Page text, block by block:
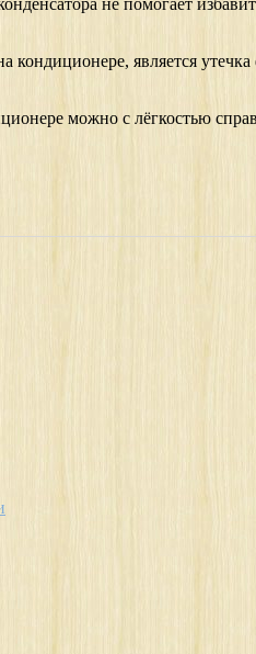
не помогает
кондиционере, является
можно с лёгкостью